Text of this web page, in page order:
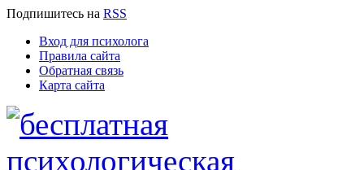
Подпишитесь на RSS
Вход для психолога
Правила сайта
Обратная связь
Карта сайта